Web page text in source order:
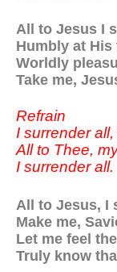
All to Jesus I
Humbly at His
Worldly
Take me,
Refrain
I surrender
All to Thee,
I surrender all.
All to Jesus, I
Make me,
Let me feel
Truly know